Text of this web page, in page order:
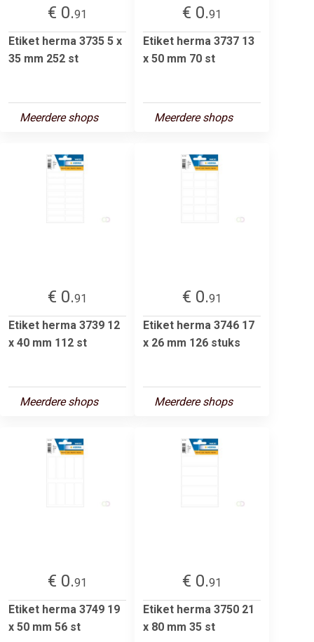
€ 0.91
Etiket herma 3735 5 x
35 mm 252 st
Meerdere shops
€ 0.91
Etiket herma 3737 13
x 50 mm 70 st
Meerdere shops
€ 0.91
Etiket herma 3739 12
x 40 mm 112 st
Meerdere shops
€ 0.91
Etiket herma 3746 17
x 26 mm 126 stuks
Meerdere shops
€ 0.91
Etiket herma 3749 19
x 50 mm 56 st
€ 0.91
Etiket herma 3750 21
x 80 mm 35 st